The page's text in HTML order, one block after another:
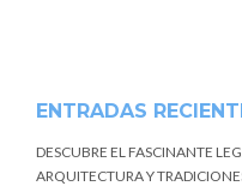
ENTRADAS
DESCUBRE EL FASCINANTE
ARQUITECTURA Y